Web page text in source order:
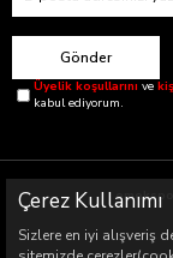
Gönder
Üyelik koşullarını ve
kabul ediyorum.
Çerez Kullanımı
Sizlere en iyi alışveriş